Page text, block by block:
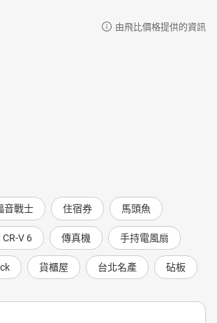
由飛比價格提供的資訊
音戰士 住宿券 馬頭魚
V 6 傳真機 手持電風扇
貨櫃屋 台北名產 砧板